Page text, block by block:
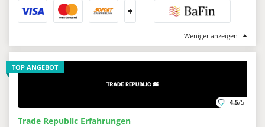
+
Weniger anzeigen
TOP ANGEBOT
4.5/5
Trade Republic Erfahrungen